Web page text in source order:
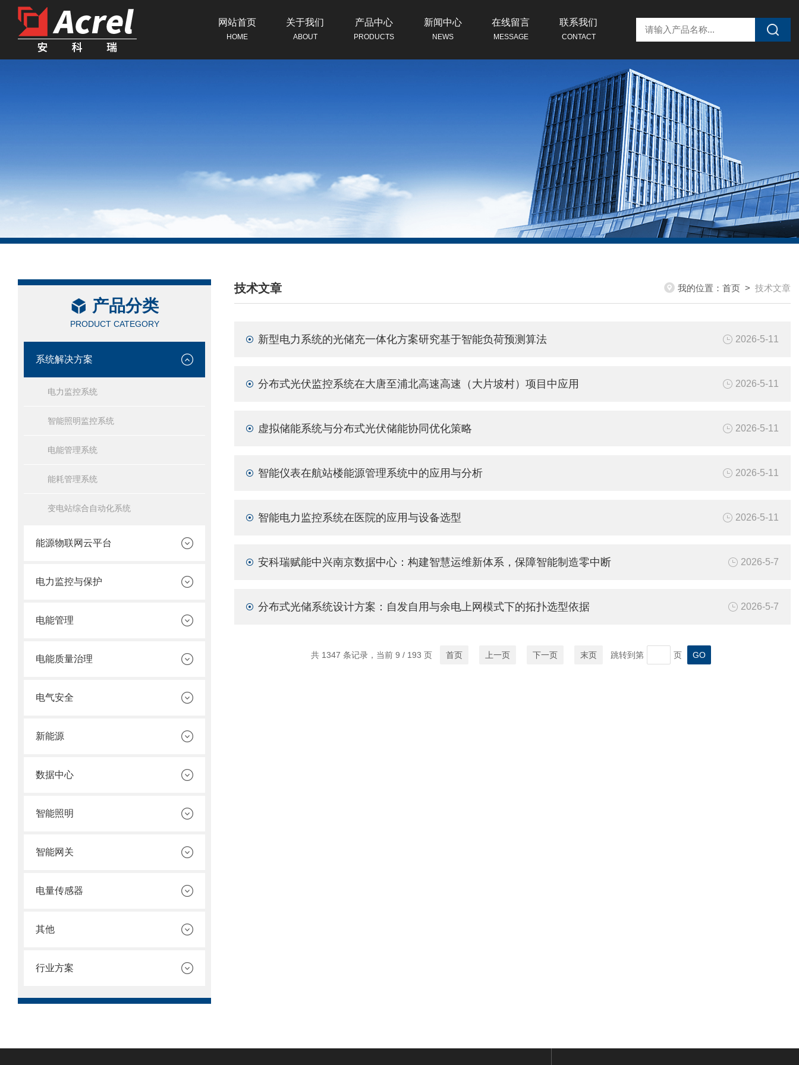
网站首页
HOME
关于我们
ABOUT
产品中心
PRODUCTS
新闻中心
NEWS
在线留言
MESSAGE
联系我们
CONTACT
产品分类
PRODUCT CATEGORY
系统解决方案
电力监控系统
智能照明监控系统
电能管理系统
能耗管理系统
变电站综合自动化系统
能源物联网云平台
电力监控与保护
电能管理
电能质量治理
电气安全
新能源
数据中心
智能照明
智能网关
电量传感器
其他
行业方案
技术文章
/ TECHNICAL ARTICLES
我的位置： 首页 > 技术文章
新型电力系统的光储充一体化方案研究基于智能负荷预测算法 2026-5-11
分布式光伏监控系统在大唐至浦北高速高速（大片坡村）项目中应用 2026-5-11
虚拟储能系统与分布式光伏储能协同优化策略 2026-5-11
智能仪表在航站楼能源管理系统中的应用与分析 2026-5-11
智能电力监控系统在医院的应用与设备选型 2026-5-11
安科瑞赋能中兴南京数据中心：构建智慧运维新体系，保障智能制造零中断 2026-5-7
分布式光储系统设计方案：自发自用与余电上网模式下的拓扑选型依据 2026-5-7
共 1347 条记录，当前 9 / 193 页 首页 上一页 下一页 末页 跳转到第 页